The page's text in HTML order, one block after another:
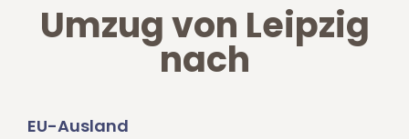
Umzug von Leipzig
nach
EU-Ausland